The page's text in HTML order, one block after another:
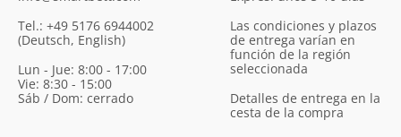
Tel.: +49 5176 6944002
(Deutsch, English)
Lun - Jue: 8:00 - 17:00
Vie: 8:30 - 15:00
Sáb / Dom: cerrado
Las condiciones y plazos
de entrega varían en
función de la región
seleccionada
Detalles de entrega en la
cesta de la compra